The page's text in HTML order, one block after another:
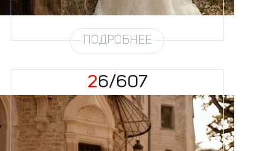
Шлейф
Возможен
ПОДРОБНЕЕ
26/607